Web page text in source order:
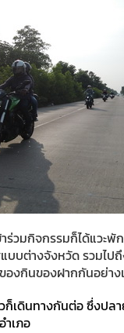
วมกิจกรรมก็ได้แวะ
บบต่างจังหวัด รวมไป
องกินของฝากกันอย่าง
ก็เดินทางกันต่อ ซึ่งป
เภอ